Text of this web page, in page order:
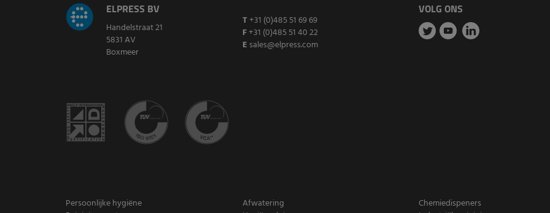
ELPRESS BV
Handelstraat 21
5831 AV
Boxmeer
T +31 (0)485 51 69 69
F+31 (0)485 51 40 22
E sales@elpress.com
VOLG ONS
Persoonlijke hygiëne
Afwatering
Chemiedispeners